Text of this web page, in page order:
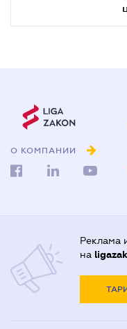
О КОМПАНИИ
Реклама
на